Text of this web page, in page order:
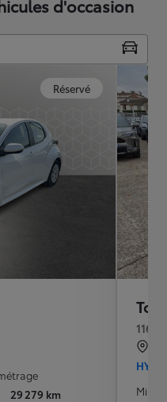
d'occasion
Réservé
29 279 km
116h
Mise